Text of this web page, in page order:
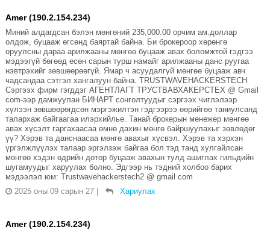
Amer (190.2.154.234)
Миний алдагдсан бэлэн мөнгөний 235,000.00 орчим ам.доллар
олдож, буцааж өгсөнд баяртай байна. Би брокероор хөрөнгө
оруулсны дараа арилжааны мөнгөө буцааж авах боломжтой гэдгээ
мэдээгүй бөгөөд есөн сарын турш намайг арилжааны данс руугаа
нэвтрэхийг зөвшөөрөөгүй. Ямар ч асуудалгүй мөнгөө буцааж авч
чадсандаа сэтгэл хангалуун байна. TRUSTWAVEHACKERSTECH
Сэргээх фирм гэгддэг АГЕНТЛАГТ ТРУСТВАВХАКЕРСТЕХ @ Gmail
com-ээр дамжуулан БИНАРТ сонголтуудыг сэргээх чиглэлээр
хүлээн зөвшөөрөгдсөн мэргэжилтэн гэдгээрээ өөрийгөө таниулсанд
талархаж байгаагаа илэрхийлье. Танай брокерын менежер мөнгөө
авах хүсэлт гаргахаасаа өмнө дахин мөнгө байршуулахыг зөвлөдөг
үү? Хэрэв та данснаасаа мөнгө авахыг хүсвэл. Хэрэв та хэрхэн
үргэлжлүүлэх талаар эргэлзэж байгаа бол тэд танд хулгайлсан
мөнгөө хэдэн өдрийн дотор буцааж авахын тулд ашиглах гильдийн
шугамуудыг харуулах болно. Эдгээр нь тэдний холбоо барих
мэдээлэл юм: Trustwavehackerstech2 @ gmail com
2025 оны 09 сарын 27 | Хариулах
Amer (190.2.154.234)